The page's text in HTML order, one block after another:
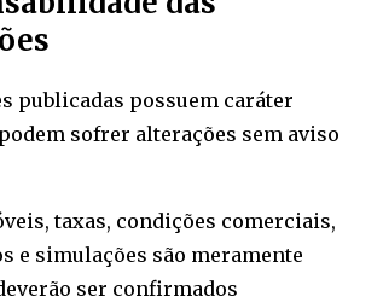
publicadas possuem caráter
sofrer alterações sem aviso
taxas, condições comerciais,
e simulações são meramente
ser confirmados